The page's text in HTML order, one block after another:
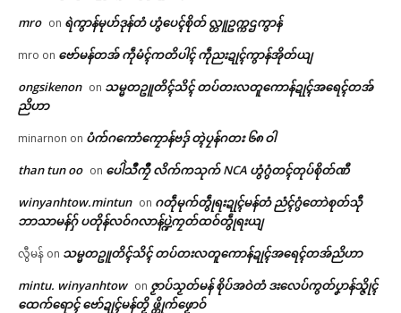
ဌာန်ပရိုၚ်ဗၠးၜးမန်
ရုဲစှ်
ပရိုၚ်လက္ကရဴအိုတ်
🏛 လညာတ်ပါ်ပဲါ
ညးဒါန်လိက်
Related
April 20, 2026
မန် လ္ပကဵုဗၠးတိတ်အာညိ
January 26, 2026
In "ပရိုၚ်"
mro on ရဲကွာန်မုဟ်ဒုန်တံ ဟွံပေၚ်စိုတ် လ္တူဥက္ကဌကွာန်
mro on ဗော်မန်တအ် ကဵုမံၚ်ကတိပါၚ် ကဵုညးဍုၚ်ကွာန်အိုတ်ယျ
ongsikenon on သမ္မတဥူတိၚ်သိၚ် တပ်တးလတူကောန်ဍုၚ်အရေၚ်တအ်
ညိဟာ
minarnon on ပံက်ဂကောံကၠောန်ဗဒှ် တ္ၚဲပၠန်ဂတး ၆၈ ဝါ
than tun oo on ပေါဲသဳကၠဳ လိက်ကသုက် NCA ဟွံဂွံတၚ်တုပ်စိုတ်ဏီ
winyanhtow.mintun on ဂတဵုမုက်တွဵုရးဍုၚ်မန်တံ ညံၚ်ဂွံတောဲစုတ်သီု
ဘာသာမန်ဂှ် ပတိုန်လဝ်ဂလာန်ပ္ဍဲကၠတ်ထဝ်တွဵုရးယျ
လွီမန် on သမ္မတဥူတိၚ်သိၚ် တပ်တးလတူကောန်ဍုၚ်အရေၚ်တအ်ညိဟာ
mintu. winyanhtow on ဇၟာပ်သၟတ်မန် စိုပ်အဝဲတံ ဒးလေပ်ကွတ်ပၞာန်သ္ဇိုၚ်
ထေက်ရောၚ် ဗော်ဍုၚ်မန်တၟိ ဖ္တိုက်ဖၟောဝ်